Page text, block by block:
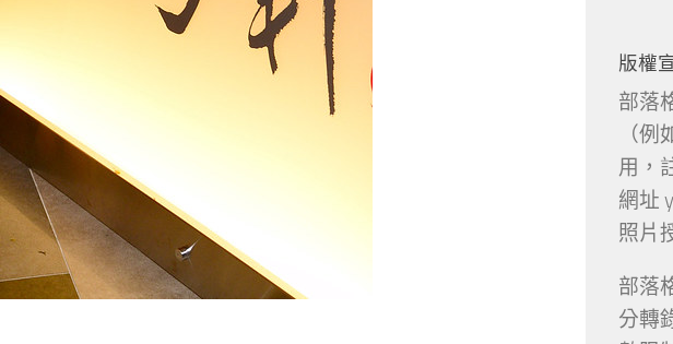
版權
部落
（
用，
網址
照片
部落
分轉